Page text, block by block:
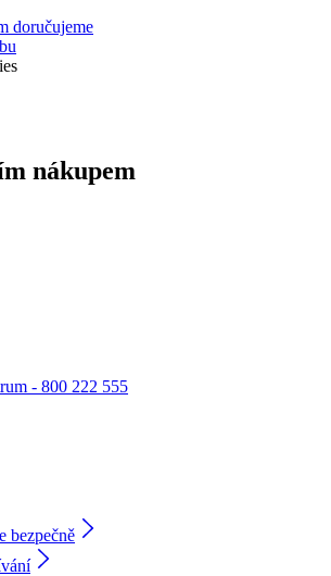
doručujeme
nákupem
- 800 222 555
bezpečně